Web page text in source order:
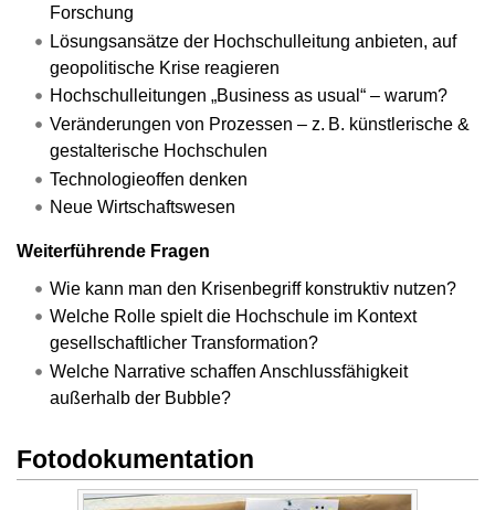
Forschung
Lösungsansätze der Hochschulleitung anbieten, auf
geopolitische Krise reagieren
Hochschulleitungen „Business as usual“ – warum?
Veränderungen von Prozessen – z. B. künstlerische &
gestalterische Hochschulen
Technologieoffen denken
Neue Wirtschaftswesen
Weiterführende Fragen
Wie kann man den Krisenbegriff konstruktiv nutzen?
Welche Rolle spielt die Hochschule im Kontext
gesellschaftlicher Transformation?
Welche Narrative schaffen Anschlussfähigkeit
außerhalb der Bubble?
Fotodokumentation